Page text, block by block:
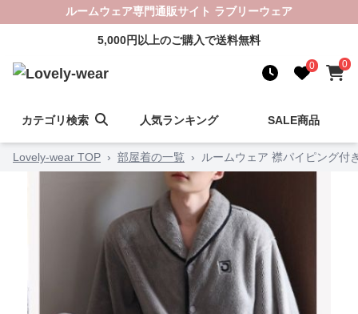
ルームウェア専門通販サイト ラブリーウェア
5,000円以上のご購入で送料無料
0 0
カテゴリ検索 人気ランキング SALE商品
Lovely-wear TOP › 部屋着の一覧 › ルームウェア 襟パイピング付